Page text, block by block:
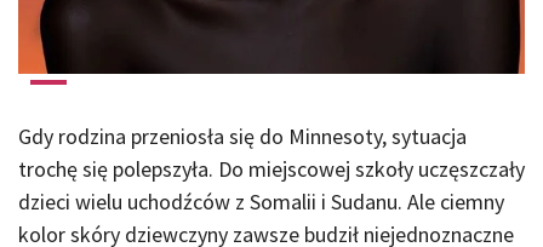
Gdy rodzina przeniosła się do Minnesoty, sytuacja
trochę się polepszyła. Do miejscowej szkoły uczęszczały
dzieci wielu uchodźców z Somalii i Sudanu. Ale ciemny
kolor skóry dziewczyny zawsze budził niejednoznaczne